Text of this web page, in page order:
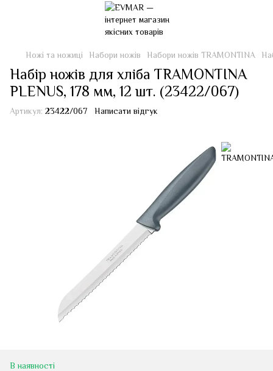
Ножі та ножиці Набори ножів Набори ножів TRAMONTINA
Набір ножів для хліба TRAMONTINA
PLENUS, 178 мм, 12 шт. (23422/067)
Артикул: 23422/067 Написати відгук
В наявності